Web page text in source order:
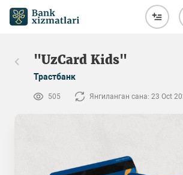
"UzCard Kids"
Трастбанк
505 Янгиланган сана: 23 Oct